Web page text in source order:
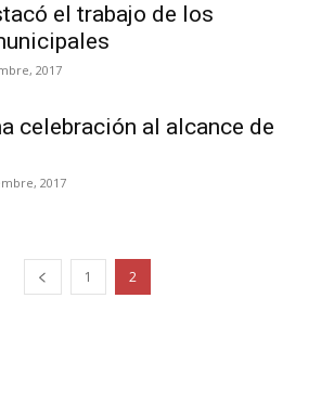
el trabajo de los
2017
celebración al alcance de
2017
1 2